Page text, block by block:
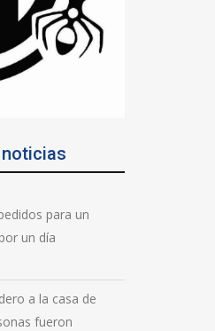
para un
un día
a la casa de
fueron